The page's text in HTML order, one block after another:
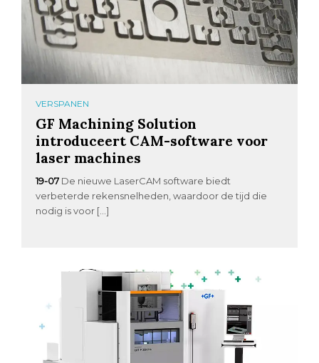
VERSPANEN
GF Machining Solution
introduceert CAM-software voor
laser machines
19-07 De nieuwe LaserCAM software biedt
verbeterde rekensnelheden, waardoor de tijd die
nodig is voor […]